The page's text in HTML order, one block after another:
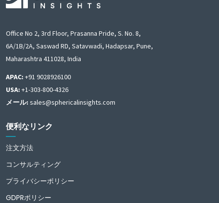
Office No 2, 3rd Floor, Prasanna Pride, S. No. 8,
6A/1B/2A, Saswad RD, Satavwadi, Hadapsar, Pune,
Maharashtra 411028, India
APAC: +91 9028926100
USA: +1-303-800-4326
メール: sales@sphericalinsights.com
便利なリンク
注文方法
コンサルティング
プライバシーポリシー
GDPRポリシー